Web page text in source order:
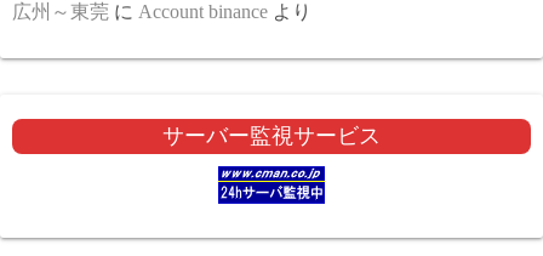
広州～東莞 に Account binance より
サーバー監視サービス